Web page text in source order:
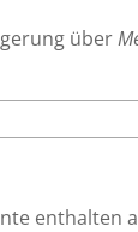
über
enthalten